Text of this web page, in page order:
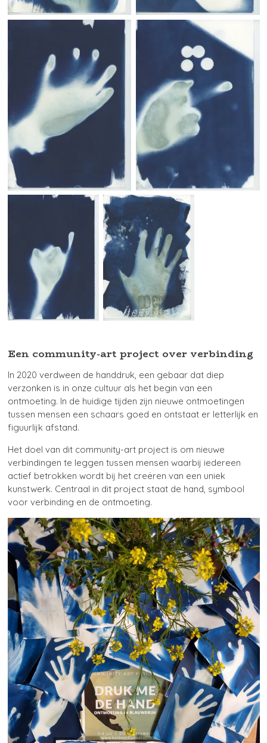
Een community-art project over verbinding
In 2020 verdween de handdruk, een gebaar dat diep
verzonken is in onze cultuur als het begin van een
ontmoeting. In de huidige tijden zijn nieuwe ontmoetingen
tussen mensen een schaars goed en ontstaat er letterlijk en
figuurlijk afstand.
Het doel van dit community-art project is om nieuwe
verbindingen te leggen tussen mensen waarbij iedereen
actief betrokken wordt bij het creëren van een uniek
kunstwerk. Centraal in dit project staat de hand, symbool
voor verbinding en de ontmoeting.